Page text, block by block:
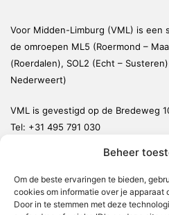
Beheer
Om de beste ervaringen te bieden,
cookies om informatie over je apparaat
Door in te stemmen met deze
Voor Midden-Limburg (VML) is een
de omroepen ML5 (Roermond –
(Roerdalen), SOL2 (Echt –
Nederweert)
VML is gevestigd op de Bredeweg
Tel: +31 495 791 030
Weert
Nederweert